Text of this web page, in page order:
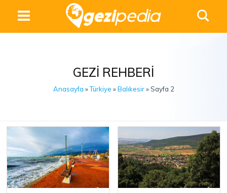
GEZI REHBERI
Anasayfa »Türkiye »Balıkesir» Sayfa 2